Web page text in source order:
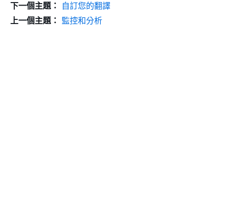
下一個主題：
自訂您的翻譯
上一個主題： 監控和分析